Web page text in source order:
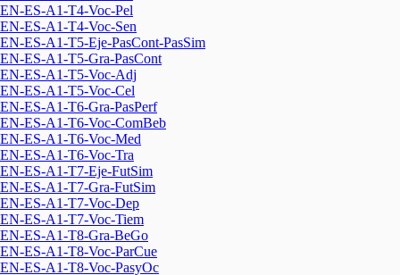
EN-ES-A1-T4-Voc-Pel
EN-ES-A1-T4-Voc-Sen
EN-ES-A1-T5-Eje-PasCont-PasSim
EN-ES-A1-T5-Gra-PasCont
EN-ES-A1-T5-Voc-Adj
EN-ES-A1-T5-Voc-Cel
EN-ES-A1-T6-Gra-PasPerf
EN-ES-A1-T6-Voc-ComBeb
EN-ES-A1-T6-Voc-Med
EN-ES-A1-T6-Voc-Tra
EN-ES-A1-T7-Eje-FutSim
EN-ES-A1-T7-Gra-FutSim
EN-ES-A1-T7-Voc-Dep
EN-ES-A1-T7-Voc-Tiem
EN-ES-A1-T8-Gra-BeGo
EN-ES-A1-T8-Voc-ParCue
EN-ES-A1-T8-Voc-PasyOc